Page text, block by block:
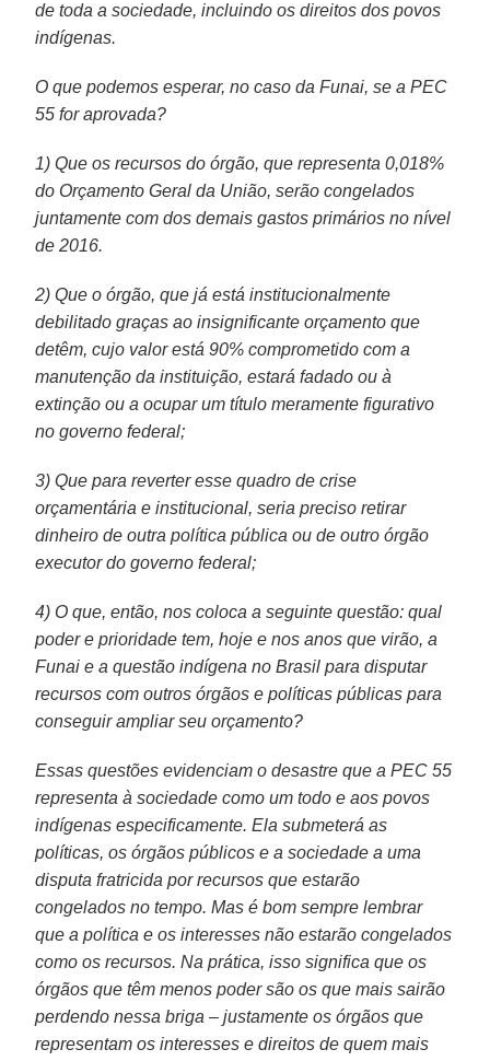
de toda a sociedade, incluindo os direitos dos povos
indígenas.
O que podemos esperar, no caso da Funai, se a PEC
55 for aprovada?
1) Que os recursos do órgão, que representa 0,018%
do Orçamento Geral da União, serão congelados
juntamente com dos demais gastos primários no nível
de 2016.
2) Que o órgão, que já está institucionalmente
debilitado graças ao insignificante orçamento que
detêm, cujo valor está 90% comprometido com a
manutenção da instituição, estará fadado ou à
extinção ou a ocupar um título meramente figurativo
no governo federal;
3) Que para reverter esse quadro de crise
orçamentária e institucional, seria preciso retirar
dinheiro de outra política pública ou de outro órgão
executor do governo federal;
4) O que, então, nos coloca a seguinte questão: qual
poder e prioridade tem, hoje e nos anos que virão, a
Funai e a questão indígena no Brasil para disputar
recursos com outros órgãos e políticas públicas para
conseguir ampliar seu orçamento?
Essas questões evidenciam o desastre que a PEC 55
representa à sociedade como um todo e aos povos
indígenas especificamente. Ela submeterá as
políticas, os órgãos públicos e a sociedade a uma
disputa fratricida por recursos que estarão
congelados no tempo. Mas é bom sempre lembrar
que a política e os interesses não estarão congelados
como os recursos. Na prática, isso significa que os
órgãos que têm menos poder são os que mais sairão
perdendo nessa briga – justamente os órgãos que
representam os interesses e direitos de quem mais